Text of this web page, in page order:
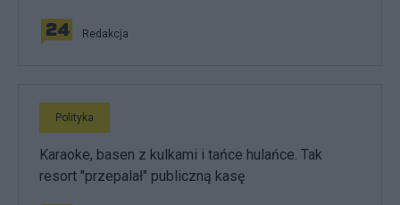
Redakcja
Polityka
Karaoke, basen z kulkami i tańce hulańce. Tak
resort "przepalał" publiczną kasę